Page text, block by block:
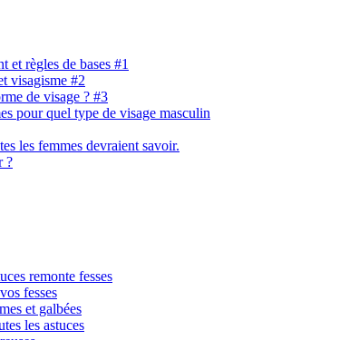
et règles de bases #1
visagisme #2
de visage ? #3
pour quel type de visage masculin
les femmes devraient savoir.
?
remonte fesses
fesses
et galbées
les astuces